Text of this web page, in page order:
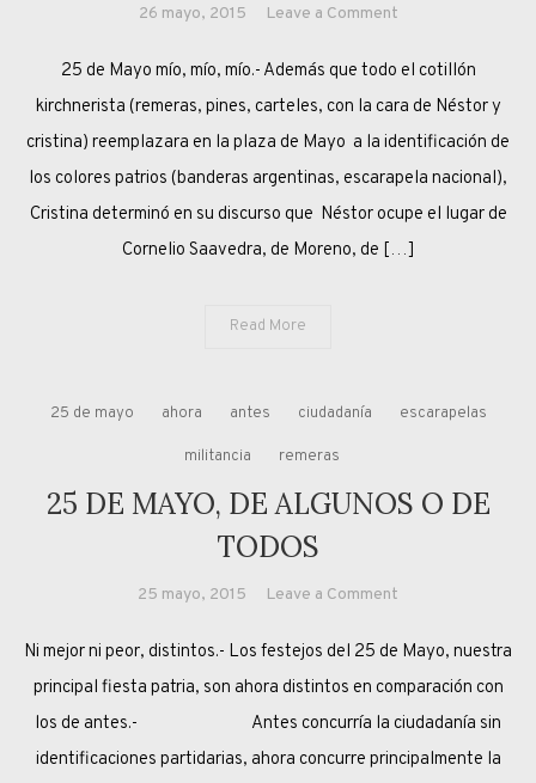
26 mayo, 2015 Leave a Commenton
SI,
CORNELIO
NO
25 de Mayo mío, mío, mío.- Además que todo el cotillón
kirchnerista (remeras, pines, carteles, con la cara de Néstor y
cristina) reemplazara en la plaza de Mayo a la identificación de
los colores patrios (banderas argentinas, escarapela nacional),
Cristina determinó en su discurso que Néstor ocupe el lugar de
Cornelio Saavedra, de Moreno, de […]
Read More
25 de mayo ahora antes ciudadanía escarapelas
militancia remeras
25 DE MAYO, DE ALGUNOS O DE
TODOS
25 mayo, 2015 Leave a Comment
DE
MAYO,
DE
Ni mejor ni peor, distintos.- Los festejos del 25 de Mayo, nuestra
principal fiesta patria, son ahora distintos en comparación con
los de antes.- Antes concurría la ciudadanía sin
identificaciones partidarias, ahora concurre principalmente la